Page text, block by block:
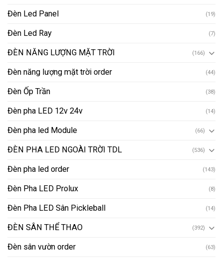
Đèn Led Panel (19)
Đèn Led Ray (7)
ĐÈN NĂNG LƯỢNG MẶT TRỜI (166)
Đèn năng lượng mặt trời order (44)
Đèn Ốp Trần (38)
Đèn pha LED 12v 24v (14)
Đèn pha led Module (66)
ĐÈN PHA LED NGOÀI TRỜI TDL (536)
Đèn pha led order (143)
Đèn Pha LED Prolux (8)
Đèn Pha LED Sân Pickleball (14)
ĐÈN SÂN THỂ THAO (392)
Đèn sân vườn order (63)